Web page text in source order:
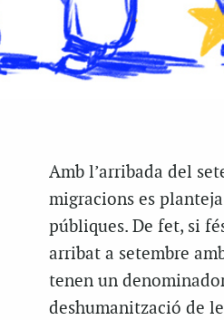
Amb l’arribada del
migracions es
públiques. De fet, si
arribat a setembre
tenen un
deshumanització de